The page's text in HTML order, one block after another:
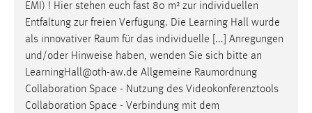
EMI) ! Hier stehen euch fast 80 m² zur individuellen
Entfaltung zur freien Verfügung. Die Learning Hall wurde
als innovativer Raum für das individuelle [...] Anregungen
und/oder Hinweise haben, wenden Sie sich bitte an
LearningHall@oth-aw.de Allgemeine Raumordnung
Collaboration Space - Nutzung des Videokonferenztools
Collaboration Space - Verbindung mit dem